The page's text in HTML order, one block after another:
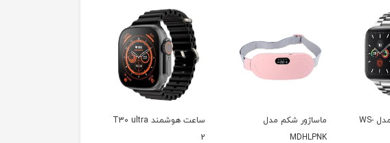
ساعت هوشمند مدل WS-
ماساژور شکم مدل
MDHLPNK
ساعت هوشمند T30 ultra
2